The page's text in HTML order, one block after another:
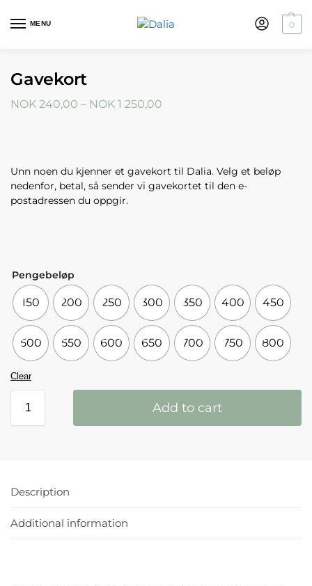
MENU 0
Gavekort
NOK 240,00 – NOK 1 250,00
Unn noen du kjenner et gavekort til Dalia. Velg et beløp
nedenfor, betal, så sender vi gavekortet til den e-
postadressen du oppgir.
Pengebeløp
150 200 250 300 350 400 450
500 550 600 650 700 750 800
Clear
Add to cart
Description
Additional information